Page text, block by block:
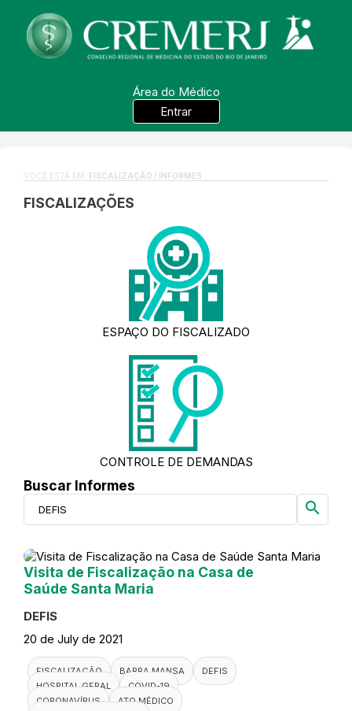
Área do Médico
Entrar
VOCÊ ESTÁ EM: FISCALIZAÇÃO / INFORMES
FISCALIZAÇÕES
ESPAÇO DO FISCALIZADO
CONTROLE DE DEMANDAS
Buscar Informes
search
Visita de Fiscalização na Casa de
Saúde Santa Maria
DEFIS
20 de July de 2021
FISCALIZAÇÃO BARRA MANSA
DEFIS
HOSPITAL GERAL
COVID-19
CORONAVÍRUS
ATO MÉDICO